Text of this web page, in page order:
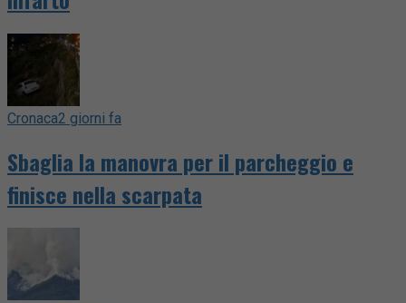
Cronaca2 giorni fa
Sbaglia la manovra per il parcheggio e
finisce nella scarpata